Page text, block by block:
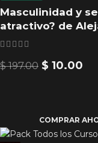
Masculinidad y
atractivo? de
$197.00 $ 10.00
COMPRAR